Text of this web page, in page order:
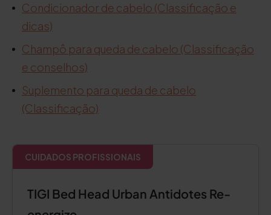
Condicionador de cabelo (Classificação e
dicas)
Champô para queda de cabelo (Classificação
e conselhos)
Suplemento para queda de cabelo
(Classificação)
CUIDADOS PROFISSIONAIS
TIGI Bed Head Urban Antidotes Re-